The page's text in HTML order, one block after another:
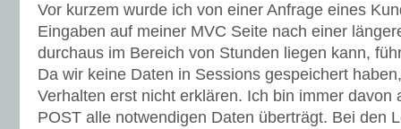
Vor kurzem wurde ich von einer Anfrage eines
Eingaben auf meiner MVC Seite nach einer
durchaus im Bereich von Stunden liegen kann,
Da wir keine Daten in Sessions gespeichert
Verhalten erst nicht erklären. Ich bin immer davon
POST alle notwendigen Daten überträgt. Bei den